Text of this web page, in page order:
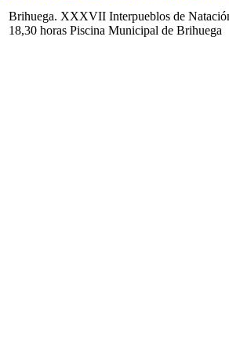
Brihuega. XXXVII Interpueblos de
18,30 horas Piscina Municipal de Brihuega